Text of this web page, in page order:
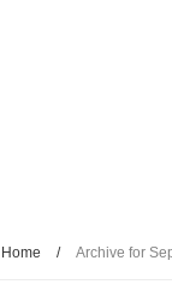
Home / Archive for